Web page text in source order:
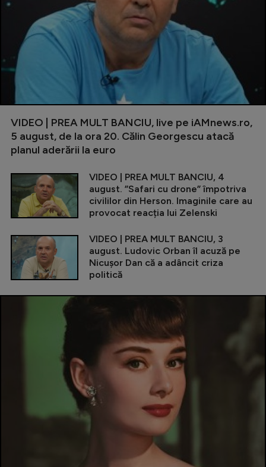
VIDEO | PREA MULT BANCIU, live pe iAMnews.ro,
5 august, de la ora 20. Călin Georgescu atacă
planul aderării la euro
VIDEO | PREA MULT BANCIU, 4
august. ”Safari cu drone” împotriva
civililor din Herson. Imaginile care au
provocat reacția lui Zelenski
VIDEO | PREA MULT BANCIU, 3
august. Ludovic Orban îl acuză pe
Nicușor Dan că a adâncit criza
politică